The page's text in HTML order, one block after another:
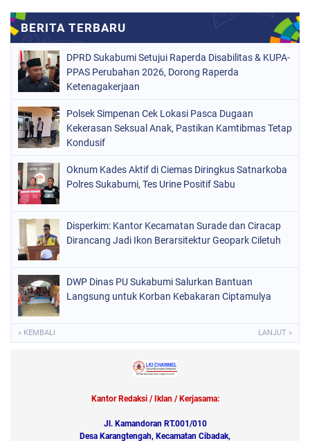
DPRD Sukabumi Setujui Raperda Disabilitas & KUPA-
PPAS Perubahan 2026, Dorong Raperda
Ketenagakerjaan
Polsek Simpenan Cek Lokasi Pasca Dugaan
Kekerasan Seksual Anak, Pastikan Kamtibmas Tetap
Kondusif
Oknum Kades Aktif di Ciemas Diringkus Satnarkoba
Polres Sukabumi, Tes Urine Positif Sabu
Disperkim: Kantor Kecamatan Surade dan Ciracap
Dirancang Jadi Ikon Berarsitektur Geopark Ciletuh
DWP Dinas PU Sukabumi Salurkan Bantuan
Langsung untuk Korban Kebakaran Ciptamulya
« KEMBALI LANJUT »
Kantor Redaksi / Iklan / Kerjasama:
Jl. Kamandoran RT.001/010
Desa Karangtengah, Kecamatan Cibadak,